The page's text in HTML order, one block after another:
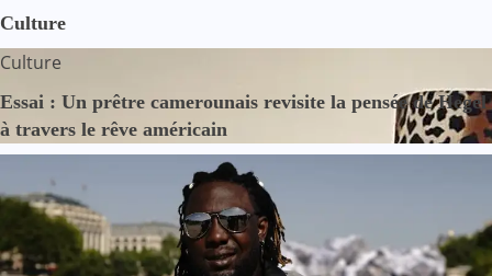
Culture
Culture
Essai : Un prêtre camerounais revisite la pensée de Hegel
à travers le rêve américain